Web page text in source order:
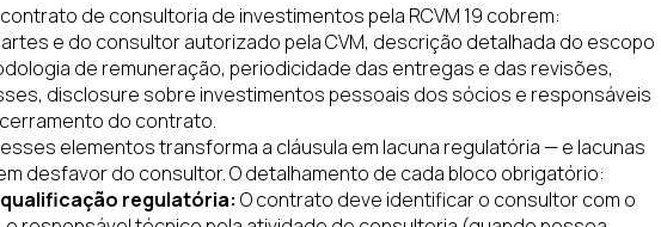
de consultoria de investimentos pela RCVM 19 cobrem:
e do consultor autorizado pela CVM, descrição detalhada do escopo
de remuneração, periodicidade das entregas e das revisões,
disclosure sobre investimentos pessoais dos sócios e responsáveis
do contrato.
elementos transforma a cláusula em lacuna regulatória — e lacunas
desfavor do consultor. O detalhamento de cada bloco obrigatório:
regulatória: O contrato deve identificar o consultor com o